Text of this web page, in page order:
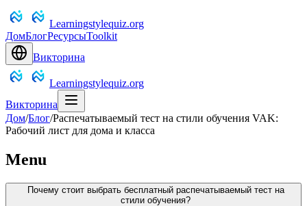
Learningstylequiz.org
ДомБлогРесурсыToolkit
Викторина
Learningstylequiz.org
Викторина
Дом/Блог/Распечатываемый тест на стили обучения VAK:
Рабочий лист для дома и класса
Menu
Почему стоит выбрать бесплатный распечатываемый тест на
стили обучения?